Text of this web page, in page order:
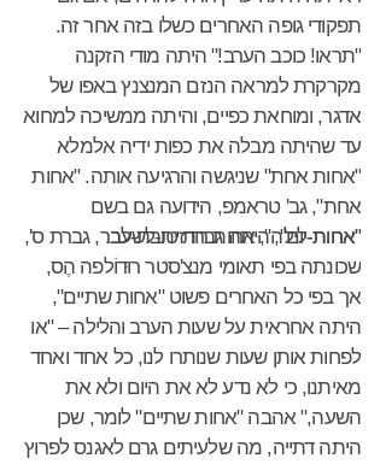
תפקודי גופה האחרים כשלו בזה אחר זה.
"תראו! כוכב הערב!" היתה מודי הזקנה
מקרקרת למראה הנזם המנצנץ באפו של
אדגר, ומוחאת כפיים, והיתה ממשיכה למחוא
עד שהיתה מבלה את כפות ידיה אלמלא
"אחות אחת" שניגשה והרגיעה אותה. "אחות
אחת", גב' טראמפ, הידועה גם בשם
"אחות-יום", היתה גברת טובת-לב.
"אחות-לילה", אחות רודזית-לשעבר, גברת ס',
שכונתה בפי תאומי מנצ'סטר רוּדוֹלפה הֶס,
אך בפי כל האחרים פשוט "אחות שתיים",
היתה אחראית על שעות הערב והלילה – "או
לפחות אותן שעות שנותרו לנו, כל אחד ואחד
מאיתנו, כי לא נדע לא את היום ולא את
השעה," אהבה "אחות שתיים" לומר, שכן
היתה דתייה, מה שלעיתים גרם לאגנס לפרוץ